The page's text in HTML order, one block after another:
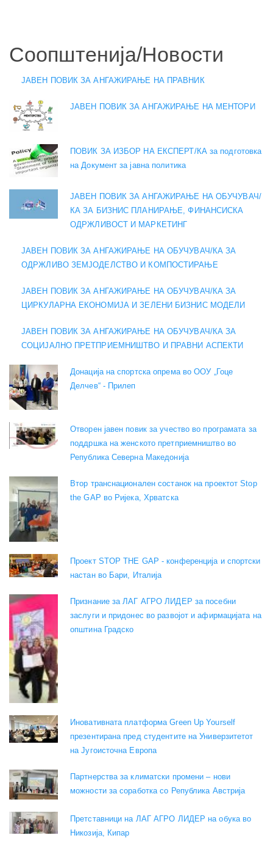
Соопштенија/Новости
ЈАВЕН ПОВИК ЗА АНГАЖИРАЊЕ НА ПРАВНИК
ЈАВЕН ПОВИК ЗА АНГАЖИРАЊЕ НА МЕНТОРИ
ПОВИК ЗА ИЗБОР НА ЕКСПЕРТ/КА за подготовка
на Документ за јавна политика
ЈАВЕН ПОВИК ЗА АНГАЖИРАЊЕ НА ОБУЧУВАЧ/
КА ЗА БИЗНИС ПЛАНИРАЊЕ, ФИНАНСИСКА
ОДРЖЛИВОСТ И МАРКЕТИНГ
ЈАВЕН ПОВИК ЗА АНГАЖИРАЊЕ НА ОБУЧУВАЧ/КА ЗА
ОДРЖЛИВО ЗЕМЈОДЕЛСТВО И КОМПОСТИРАЊЕ
ЈАВЕН ПОВИК ЗА АНГАЖИРАЊЕ НА ОБУЧУВАЧ/КА ЗА
ЦИРКУЛАРНА ЕКОНОМИЈА И ЗЕЛЕНИ БИЗНИС МОДЕЛИ
ЈАВЕН ПОВИК ЗА АНГАЖИРАЊЕ НА ОБУЧУВАЧ/КА ЗА
СОЦИЈАЛНО ПРЕТПРИЕМНИШТВО И ПРАВНИ АСПЕКТИ
Донација на спортска опрема во ООУ „Гоце
Делчев“ - Прилеп
Отворен јавен повик за учество во програмата за
поддршка на женското претприемништво во
Република Северна Македонија
Втор транснационален состанок на проектот Stop
the GAP во Ријека, Хрватска
Проект STOP THE GAP - конференција и спортски
настан во Бари, Италија
Признание за ЛАГ АГРО ЛИДЕР за посебни
заслуги и придонес во развојот и афирмацијата на
општина Градско
Иновативната платформа Green Up Yourself
презентирана пред студентите на Универзитетот
на Југоисточна Европа
Партнерства за климатски промени – нови
можности за соработка со Република Австрија
Претставници на ЛАГ АГРО ЛИДЕР на обука во
Никозија, Кипар